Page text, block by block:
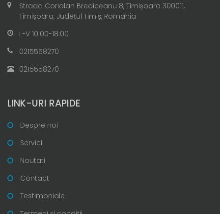
Strada Coriolan Brediceanu 8, Timișoara 300011,
Timișoara, Județul Timiș, Romania
L-V 10:00-18:00
0215558270
0215558270
LINK-URI RAPIDE
Despre noi
Servicii
Noutati
Contact
Testimoniale